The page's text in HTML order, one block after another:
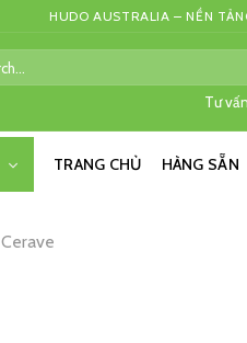
HUDO AUSTRALIA – NỀN
Tư
TRANG CHỦ HÀNG SẴN
Cerave